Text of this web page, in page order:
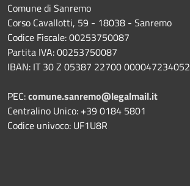
Comune di Sanremo
Corso Cavallotti, 59 - 18038 - Sanremo
Codice Fiscale: 00253750087
Partita IVA: 00253750087
IBAN: IT 30 Z 05387 22700 000047234052
PEC:comune.sanremo@legalmail.it
Centralino Unico: +39 0184 5801
Codice univoco: UF1U8R